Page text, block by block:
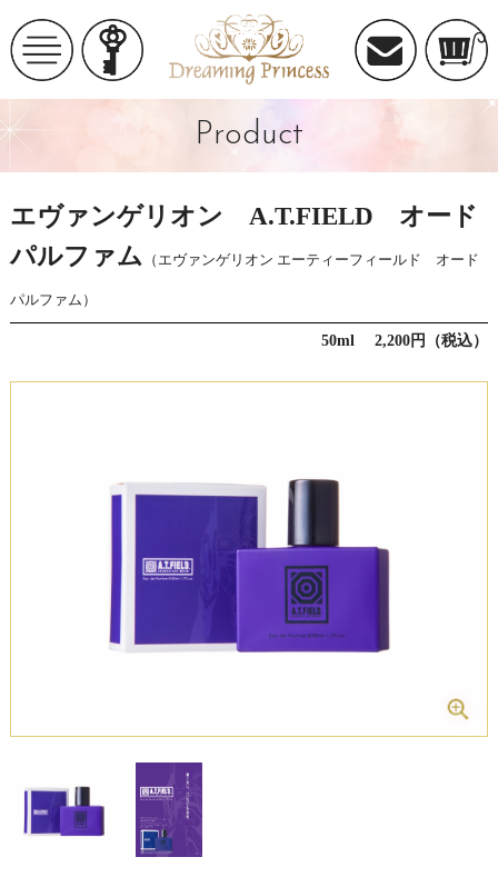
Product
エヴァンゲリオン A.T.FIELD オード
パルファム （エヴァンゲリオン エーティーフィールド オード
パルファム）
50ml 2,200円（税込）